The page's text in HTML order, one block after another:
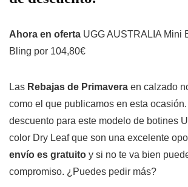
Ahora en oferta UGG AUSTRALIA Mini
Bling por 104,80€
Las Rebajas de Primavera en calzado
como el que publicamos en esta
descuento para este modelo de botines
color Dry Leaf que son una excelente
envío es gratuito y si no te va bien
compromiso. ¿Puedes pedir más?